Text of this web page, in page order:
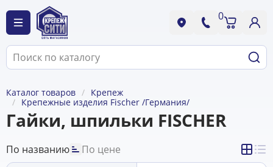
0
Каталог товаров
Крепеж
Крепежные изделия Fischer /Германия/
Гайки, шпильки FISCHER
По названию
По цене